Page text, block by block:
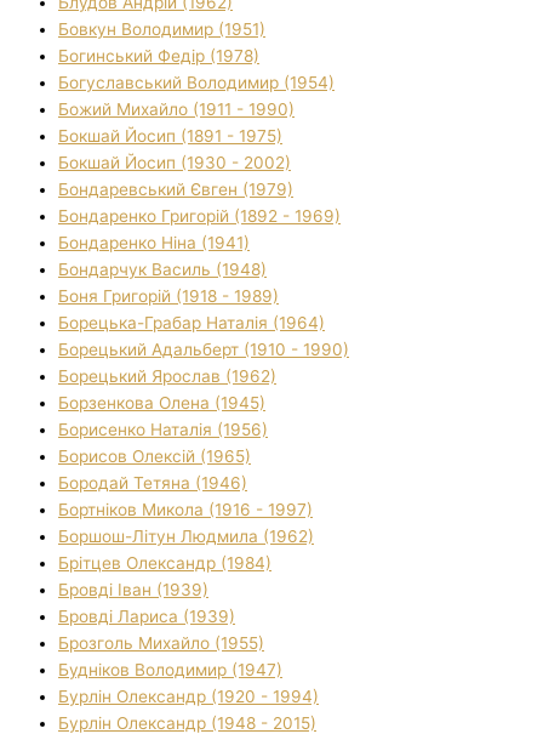
Бовкун Володимир (1951)
Богинський Федір (1978)
Богуславський Володимир (1954)
Божий Михайло (1911 - 1990)
Бокшай Йосип (1891 - 1975)
Бокшай Йосип (1930 - 2002)
Бондаревський Євген (1979)
Бондаренко Григорій (1892 - 1969)
Бондаренко Ніна (1941)
Бондарчук Василь (1948)
Боня Григорій (1918 - 1989)
Борецька-Грабар Наталія (1964)
Борецький Адальберт (1910 - 1990)
Борецький Ярослав (1962)
Борзенкова Олена (1945)
Борисенко Наталія (1956)
Борисов Олексій (1965)
Бородай Тетяна (1946)
Бортніков Микола (1916 - 1997)
Боршош-Літун Людмила (1962)
Брітцев Олександр (1984)
Бровді Іван (1939)
Бровді Лариса (1939)
Брозголь Михайло (1955)
Будніков Володимир (1947)
Бурлін Олександр (1920 - 1994)
Бурлін Олександр (1948 - 2015)